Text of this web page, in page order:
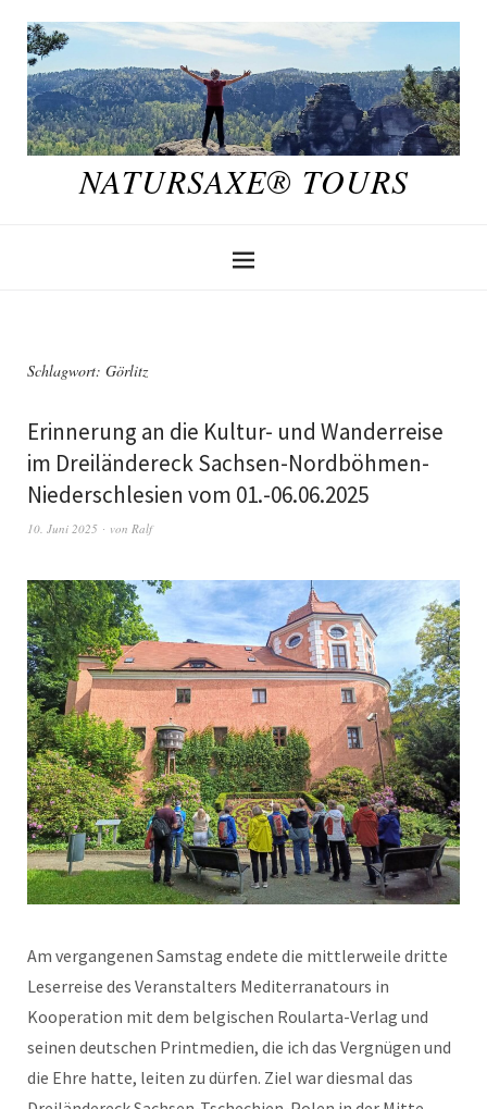
NATURSAXE® TOURS
Schlagwort: Görlitz
Erinnerung an die Kultur- und Wanderreise
im Dreiländereck Sachsen-Nordböhmen-
Niederschlesien vom 01.-06.06.2025
10. Juni 2025 von Ralf
Am vergangenen Samstag endete die mittlerweile dritte
Leserreise des Veranstalters Mediterranatours in
Kooperation mit dem belgischen Roularta-Verlag und
seinen deutschen Printmedien, die ich das Vergnügen und
die Ehre hatte, leiten zu dürfen. Ziel war diesmal das